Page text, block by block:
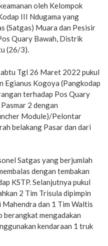
oleh Kelompok
III Ndugama yang
(Satgas) Muara dan Pesisir
Quary Bawah, Distrik
(26/3).
Tgl 26 Maret 2022 pukul
Egianus Kogoya (Pangkodap
terhadap Pos Quary
2 dengan
Module)/Pelontar
belakang Pasar dan dari
Satgas yang berjumlah
dengan tembakan
KSTP. Selanjutnya pukul
2 Tim Trisula dipimpin
dan 1 Tim Waltis
mengadakan
kendaraan 1 truk